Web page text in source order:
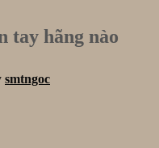
tay hãng nào
smtngoc